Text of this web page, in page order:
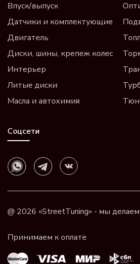
Впуск/выпуск
Датчики и комплектующие
Двигатель
Диски, шины, крепеж колес
Интерьер
Литые диски
Масла и автохимия
Соцсети
@ 2026 «StreetTuning» - мы